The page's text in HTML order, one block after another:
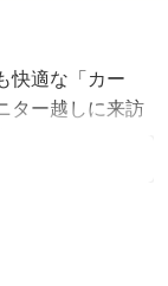
快適な「カー
ター越しに来訪
ら会話するこ
サッと身支度を
当社にお任せ